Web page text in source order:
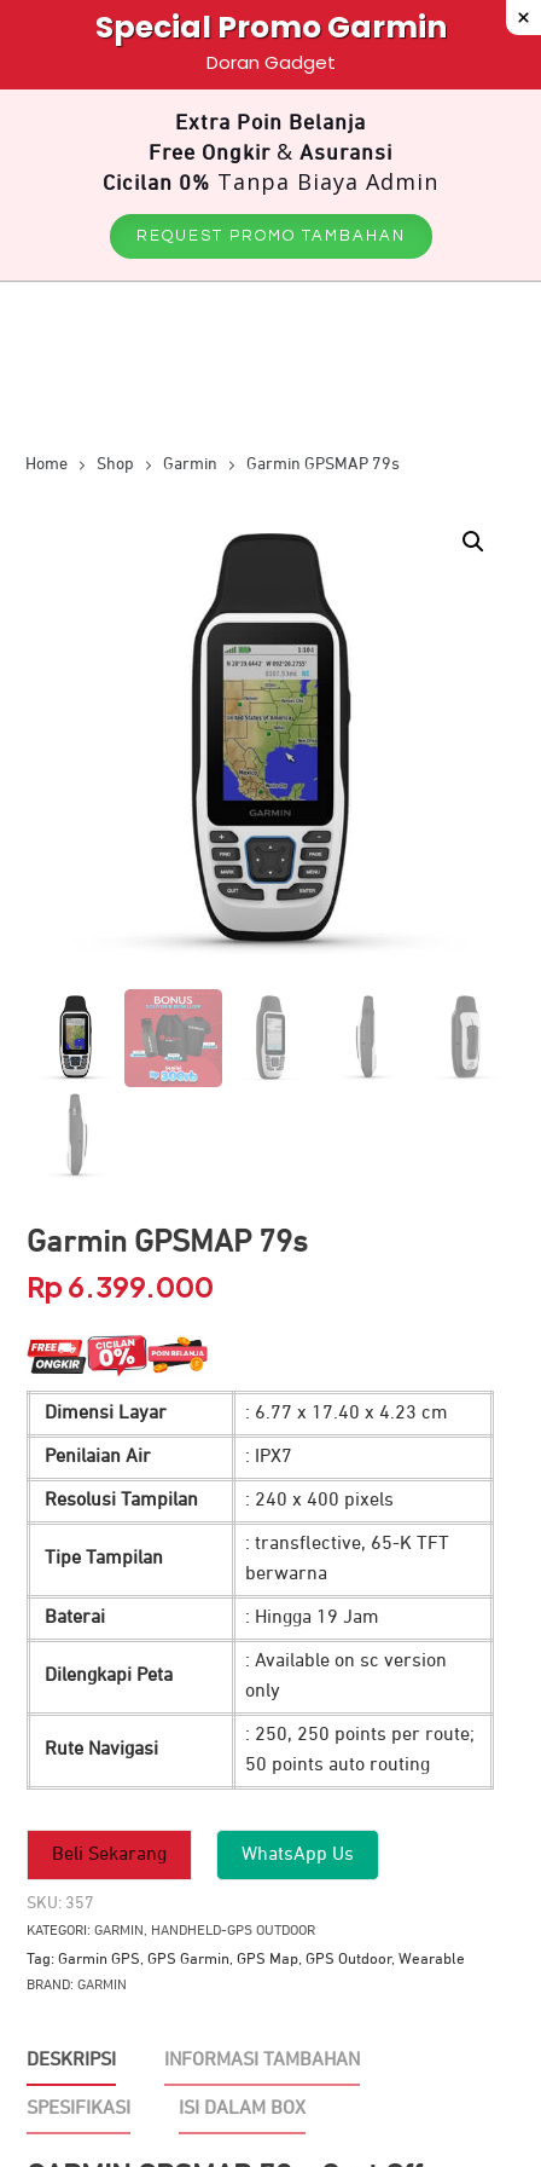
Home Shop Garmin Garmin GPSMAP 79s
Garmin GPSMAP 79s
Rp 6.399.000
Dimensi Layar : 6.77 x 17.40 x 4.23 cm
Penilaian Air : IPX7
Resolusi Tampilan : 240 x 400 pixels
Tipe Tampilan
: transflective, 65-K TFT
berwarna
Baterai : Hingga 19 Jam
Dilengkapi Peta
: Available on sc version
only
Rute Navigasi
: 250, 250 points per route;
50 points auto routing
Beli Sekarang WhatsApp Us
SKU: 357
KATEGORI: GARMIN, HANDHELD-GPS OUTDOOR
Tag: Garmin GPS, GPS Garmin, GPS Map, GPS Outdoor, Wearable
BRAND: GARMIN
DESKRIPSI INFORMASI TAMBAHAN
SPESIFIKASI ISI DALAM BOX
Special Promo Garmin
Doran Gadget
Extra Poin Belanja
Free Ongkir & Asuransi
Cicilan 0% Tanpa Biaya Admin
REQUEST PROMO TAMBAHAN